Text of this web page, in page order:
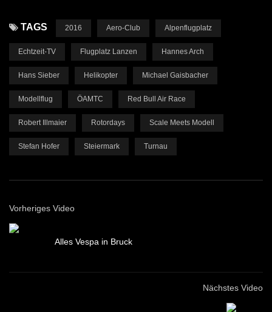
TAGS 2016 Aero-Club Alpenflugplatz
Echtzeit-TV Flugplatz Lanzen Hannes Arch
Hans Sieber Helikopter Michael Gaisbacher
Modellflug ÖAMTC Red Bull Air Race
Robert Illmaier Rotordays Scale Meets Modell
Stefan Hofer Steiermark Turnau
Vorheriges Video
Alles Vespa in Bruck
Nächstes Video